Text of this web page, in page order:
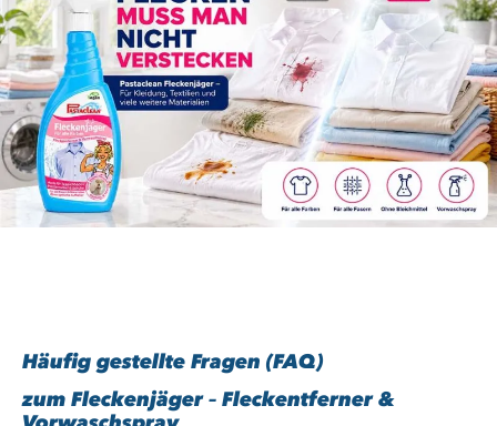
Häufig gestellte Fragen (FAQ)
zum Fleckenjäger – Fleckentferner &